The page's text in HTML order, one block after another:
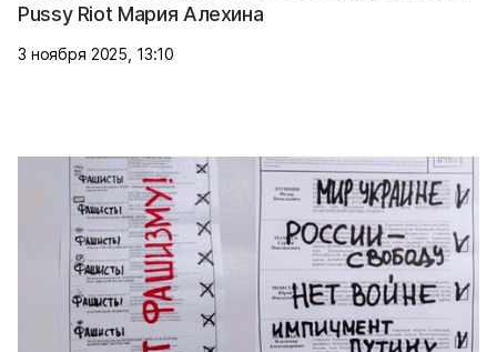
Pussy Riot Мария Алехина
3 ноября 2025, 13:10